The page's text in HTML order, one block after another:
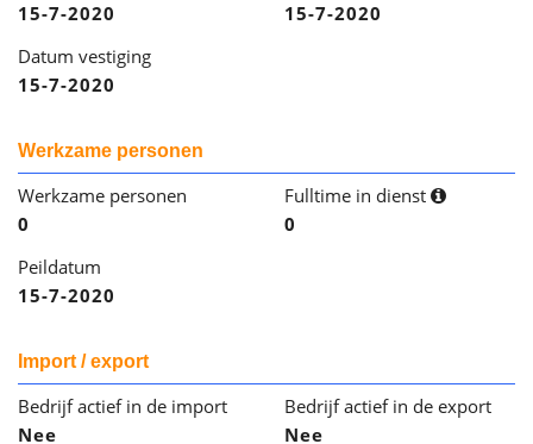
15-7-2020
15-7-2020
Datum vestiging
15-7-2020
Werkzame personen
Werkzame personen
0
Fulltime in dienst
0
Peildatum
15-7-2020
Import / export
Bedrijf actief in de import
Nee
Bedrijf actief in de export
Nee